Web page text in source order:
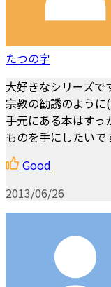
たつの字
大好きなシリーズで
宗教の勧誘のように
手元にある本はす
ものを手にしたいで
Good
2013/06/26